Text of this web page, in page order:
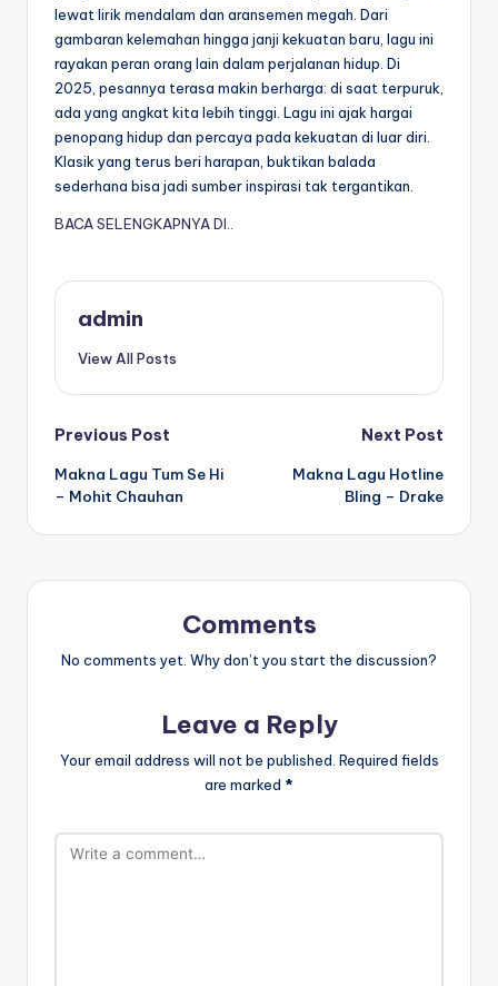
lewat lirik mendalam dan aransemen megah. Dari
gambaran kelemahan hingga janji kekuatan baru, lagu ini
rayakan peran orang lain dalam perjalanan hidup. Di
2025, pesannya terasa makin berharga: di saat terpuruk,
ada yang angkat kita lebih tinggi. Lagu ini ajak hargai
penopang hidup dan percaya pada kekuatan di luar diri.
Klasik yang terus beri harapan, buktikan balada
sederhana bisa jadi sumber inspirasi tak tergantikan.
BACA SELENGKAPNYA DI..
admin
View All Posts
Post
navigation
Previous Post
Makna Lagu Tum Se Hi
– Mohit Chauhan
Next Post
Makna Lagu Hotline
Bling – Drake
Comments
No comments yet. Why don’t you start the discussion?
Leave a Reply
Your email address will not be published. Required fields
are marked *